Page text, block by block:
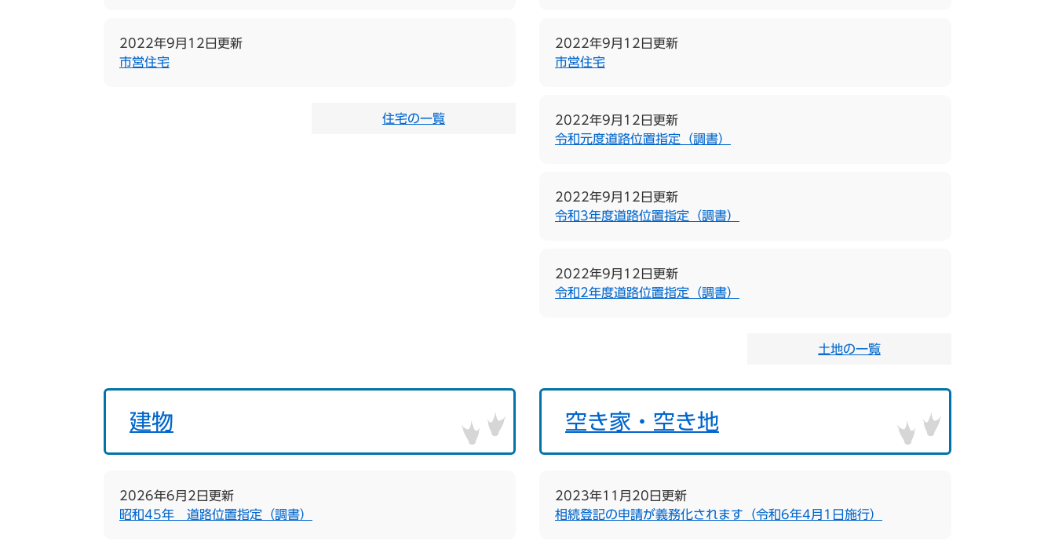
2022年9月12日更新
市営住宅
住宅の一覧
2022年9月12日更新
市営住宅
2022年9月12日更新
令和元度道路位置指定（調書）
2022年9月12日更新
令和3年度道路位置指定（調書）
2022年9月12日更新
令和2年度道路位置指定（調書）
土地の一覧
建物
2026年6月2日更新
昭和45年 道路位置指定（調書）
空き家・空き地
2023年11月20日更新
相続登記の申請が義務化されます（令和6年4月1日施行）